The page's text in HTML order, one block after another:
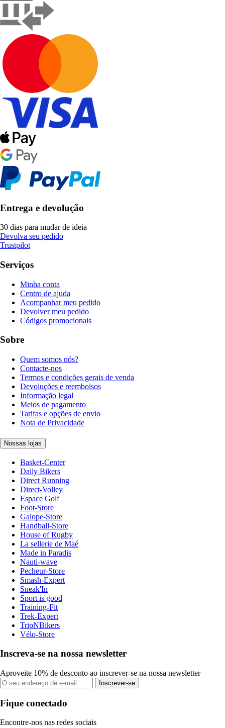
Entrega e devolução
30 dias para mudar de ideia
Devolva seu pedido
Trustpilot
Serviços
Minha conta
Centro de ajuda
Acompanhar meu pedido
Devolver meu pedido
Códigos promocionais
Sobre
Quem somos nós?
Contacte-nos
Termos e condições gerais de venda
Devoluções e reembolsos
Informação legal
Meios de pagamento
Tarifas e opções de envio
Nota de Privacidade
Nossas lojas
Basket-Center
Daily Bikers
Direct Running
Direct-Volley
Espace Golf
Foot-Store
Galope-Store
Handball-Store
House of Rugby
La sellerie de Maé
Made in Paradis
Nauti-wave
Pecheur-Store
Smash-Expert
Sneak'In
Sport is good
Training-Fit
Trek-Expert
TripNBikers
Vélo-Store
Inscreva-se na nossa newsletter
Aproveite 10% de desconto ao inscrever-se na nossa newsletter
Inscrever-se
Fique conectado
Encontre-nos nas redes sociais